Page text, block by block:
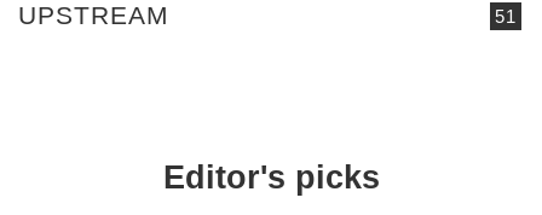
51
UPSTREAM
Editor's picks